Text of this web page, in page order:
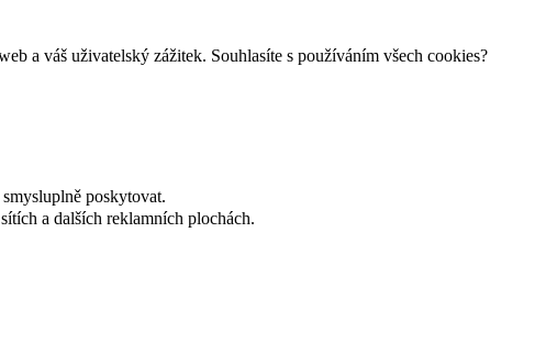
a váš uživatelský zážitek. Souhlasíte s používáním všech cookies?
poskytovat.
a dalších reklamních plochách.